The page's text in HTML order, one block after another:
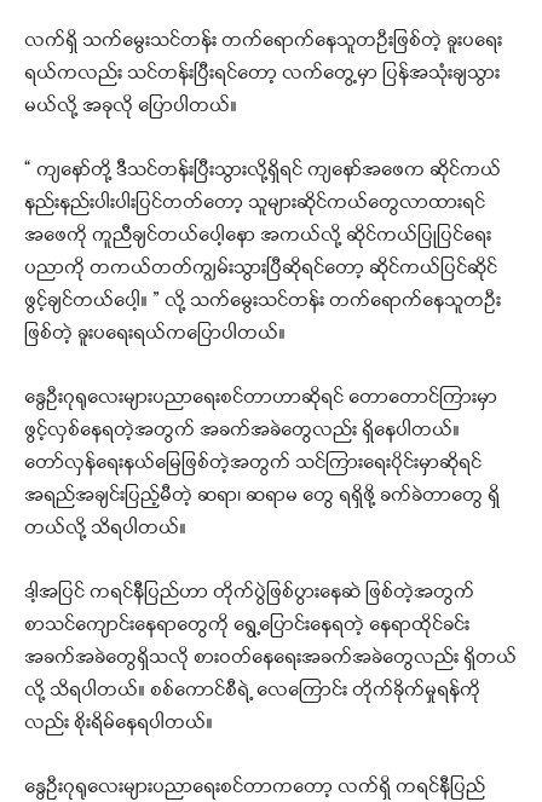
လက်ရှိ သက်မွေးသင်တန်း တက်ရောက်နေသူတဦးဖြစ်တဲ့ ခူးပရေး
ရယ်ကလည်း သင်တန်းပြီးရင်တော့ လက်တွေ့မှာ ပြန်အသုံးချသွား
မယ်လို့ အခုလို ပြောပါတယ်။
“ ကျနော်တို့ ဒီသင်တန်းပြီးသွားလို့ရှိရင် ကျနော်အဖေက ဆိုင်ကယ်
နည်းနည်းပါးပါးပြင်တတ်တော့ သူများဆိုင်ကယ်တွေလာထားရင်
အဖေကို ကူညီချင်တယ်ပေါ့နော အကယ်လို့ ဆိုင်ကယ်ပြုပြင်ရေး
ပညာကို တကယ်တတ်ကျွမ်းသွားပြီဆိုရင်တော့ ဆိုင်ကယ်ပြင်ဆိုင်
ဖွင့်ချင်တယ်ပေါ့။ ” လို့ သက်မွေးသင်တန်း တက်ရောက်နေသူတဦး
ဖြစ်တဲ့ ခူးပရေးရယ်ကပြောပါတယ်။
နွေဦးဂုရုလေးများပညာရေးစင်တာဟာဆိုရင် တောတောင်ကြားမှာ
ဖွင့်လှစ်နေရတဲ့အတွက် အခက်အခဲတွေလည်း ရှိနေပါတယ်။
တော်လှန်ရေးနယ်မြေဖြစ်တဲ့အတွက် သင်ကြားရေးပိုင်းမှာဆိုရင်
အရည်အချင်းပြည့်မီတဲ့ ဆရာ၊ ဆရာမ တွေ ရရှိဖို့ ခက်ခဲတာတွေ ရှိ
တယ်လို့ သိရပါတယ်။
ဒါ့အပြင် ကရင်နီပြည်ဟာ တိုက်ပွဲဖြစ်ပွားနေဆဲ ဖြစ်တဲ့အတွက်
စာသင်ကျောင်းနေရာတွေကို ရွေ့ပြောင်းနေရတဲ့ နေရာထိုင်ခင်း
အခက်အခဲတွေရှိသလို စားဝတ်နေရေးအခက်အခဲတွေလည်း ရှိတယ်
လို့ သိရပါတယ်။ စစ်ကောင်စီရဲ့ လေကြောင်း တိုက်ခိုက်မှုရန်ကို
လည်း စိုးရိမ်နေရပါတယ်။
နွေဦးဂုရုလေးများပညာရေးစင်တာကတော့ လက်ရှိ ကရင်နီပြည်